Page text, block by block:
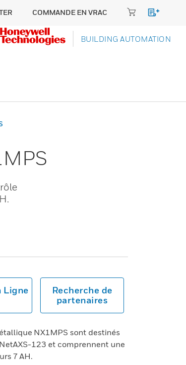
COMMANDE EN VRAC
BUILDING AUTOMATION
Ligne
Recherche de
partenaires
NX1MPS sont destinés
123 et comprennent une
7 AH.